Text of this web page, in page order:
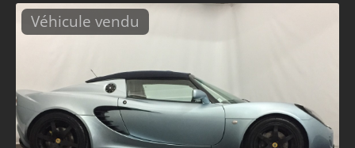
Véhicule vendu